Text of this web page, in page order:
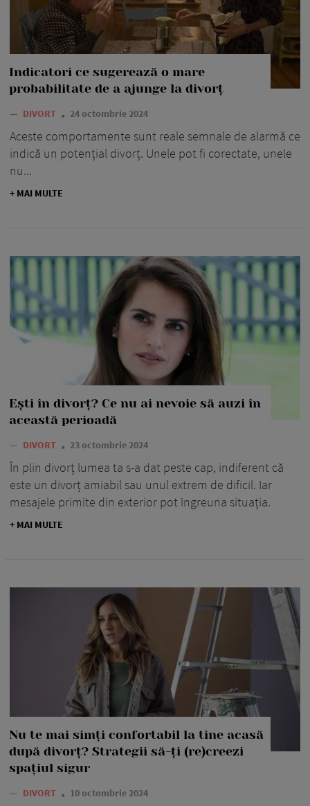
Indicatori ce sugerează o mare
probabilitate de a ajunge la divorț
— DIVORT 24 octombrie 2024
Aceste comportamente sunt reale semnale de alarmă ce
indică un potențial divorț. Unele pot fi corectate, unele
nu...
+ MAI MULTE
Ești în divorț? Ce nu ai nevoie să auzi în
această perioadă
— DIVORT 23 octombrie 2024
În plin divorț lumea ta s-a dat peste cap, indiferent că
este un divorț amiabil sau unul extrem de dificil. Iar
mesajele primite din exterior pot îngreuna situația.
+ MAI MULTE
Nu te mai simți confortabil la tine acasă
după divorț? Strategii să-ți (re)creezi
spațiul sigur
— DIVORT 10 octombrie 2024